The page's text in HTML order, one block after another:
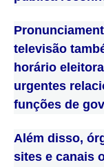
televisão
horário
urgentes
funções de
Além disso,
sites e canais